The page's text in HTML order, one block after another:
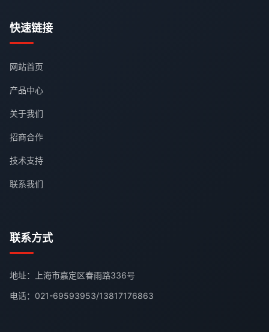
快速链接
网站首页
产品中心
关于我们
招商合作
技术支持
联系我们
联系方式
地址：上海市嘉定区春雨路336号
电话： 021-69593953/13817176863